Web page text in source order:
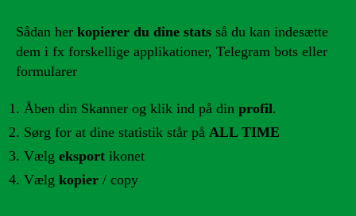
Sådan her kopierer du dine stats så du kan indesætte
dem i fx forskellige applikationer, Telegram bots eller
formularer
Åben din Skanner og klik ind på din profil.
Sørg for at dine statistik står på ALL TIME
Vælg eksport ikonet
Vælg kopier / copy